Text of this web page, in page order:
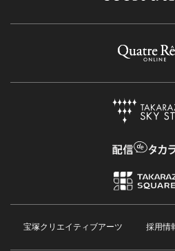
宝塚クリエイティブアーツ 採用情